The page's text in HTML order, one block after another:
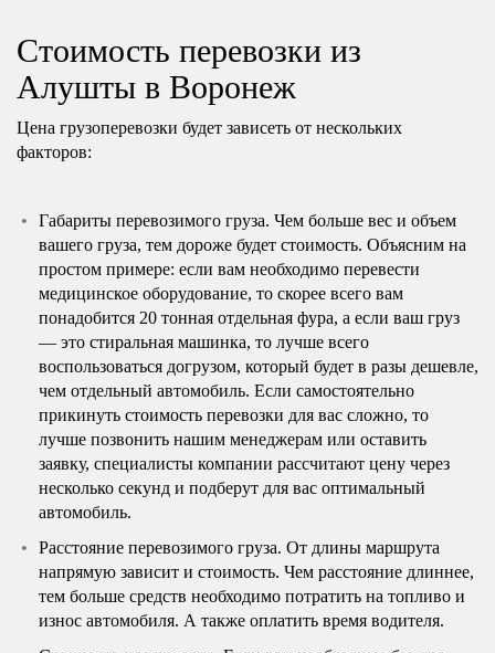
Стоимость перевозки из
Алушты в Воронеж
Цена грузоперевозки будет зависеть от нескольких
факторов:
Габариты перевозимого груза. Чем больше вес и объем
вашего груза, тем дороже будет стоимость. Объясним на
простом примере: если вам необходимо перевести
медицинское оборудование, то скорее всего вам
понадобится 20 тонная отдельная фура, а если ваш груз
— это стиральная машинка, то лучше всего
воспользоваться догрузом, который будет в разы дешевле,
чем отдельный автомобиль. Если самостоятельно
прикинуть стоимость перевозки для вас сложно, то
лучше позвонить нашим менеджерам или оставить
заявку, специалисты компании рассчитают цену через
несколько секунд и подберут для вас оптимальный
автомобиль.
Расстояние перевозимого груза. От длины маршрута
напрямую зависит и стоимость. Чем расстояние длиннее,
тем больше средств необходимо потратить на топливо и
износ автомобиля. А также оплатить время водителя.